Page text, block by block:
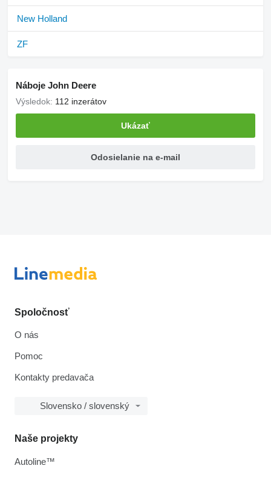
New Holland
ZF
Náboje John Deere
Výsledok: 112 inzerátov
Ukázať
Odosielanie na e-mail
Spoločnosť
O nás
Pomoc
Kontakty predavača
Slovensko / slovenský
Naše projekty
Autoline™